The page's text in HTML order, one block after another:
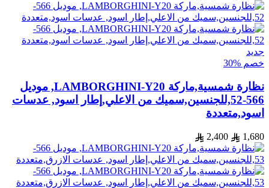
جديد
خصم %30
نظارة شمسية,ماركة LAMBORGHINI-Y20, موديل
566-52,للجنسين,سميك من الاعلي,إطار اسود, عدسات
اسود,متعددة
1,680
2,400